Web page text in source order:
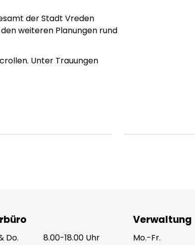
der Stadt Vreden
weiteren Planungen rund
Unter Trauungen
Do.
8.00-18.00 Uhr
Verwaltung
Mo.-Fr.